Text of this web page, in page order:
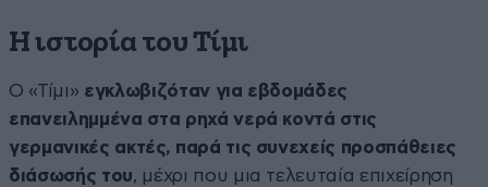
Η ιστορία του Τίμι
Ο «Τίμι» εγκλωβιζόταν για εβδομάδες
επανειλημμένα στα ρηχά νερά κοντά στις
γερμανικές ακτές, παρά τις συνεχείς προσπάθειες
διάσωσής του, μέχρι που μια τελευταία επιχείρηση